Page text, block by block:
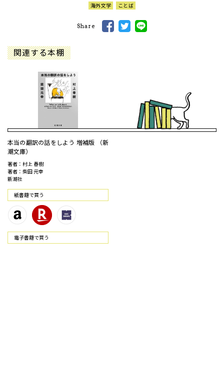
海外文学 ことば
Share
関連する本棚
本当の翻訳の話をしよう 増補版 （新
潮文庫）
著者：村上 春樹
著者：柴田 元幸
新潮社
紙書籍で買う
電⼦書籍で買う